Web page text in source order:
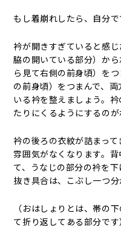
もし着崩れしたら、自分で
衿が開きすぎていると感
脇の開いている部分）か
ら見て右側の前身頃）を
の前身頃）をつまんで、
いる衿を整えましょう。
たりにくるようにするのが
衿の後ろの衣紋が詰まっ
雰囲気がなくなります。
て、うなじの部分の衿を
抜き具合は、こぶし一つ分
（おはしょりとは、帯の
て折り返してある部分です